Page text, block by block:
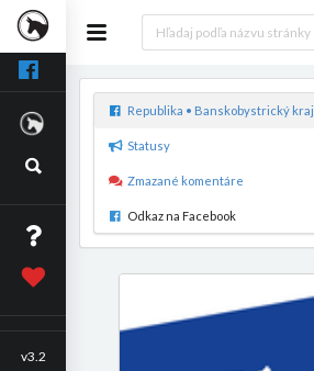
v3.2
Republika • Banskobystrický kraj
Statusy
Zmazané komentáre
Odkaz na Facebook